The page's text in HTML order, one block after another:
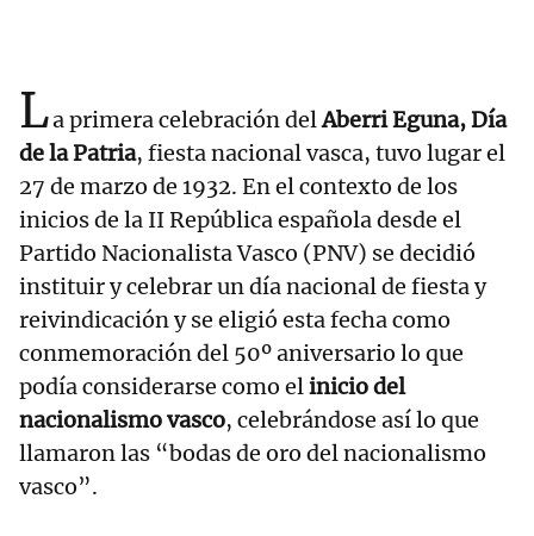
La primera celebración delAberri Eguna, Día
de la Patria, fiesta nacional vasca, tuvo lugar el
27 de marzo de 1932. En el contexto de los
inicios de la II República española desde el
Partido Nacionalista Vasco (PNV) se decidió
instituir y celebrar un día nacional de fiesta y
reivindicación y se eligió esta fecha como
conmemoración del 50º aniversario lo que
podía considerarse como elinicio del
nacionalismo vasco, celebrándose así lo que
llamaron las “bodas de oro del nacionalismo
vasco”.